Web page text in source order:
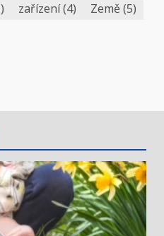
zařízení(4) Země(5)